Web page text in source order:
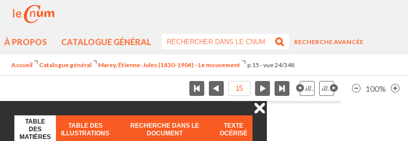
À PROPOS CATALOGUE GÉNÉRAL
RECHERCHE AVANCÉE
Accueil Catalogue général Marey, Étienne-Jules (1830-1904) - Le mouvement p.15 - vue 24/348
100%
TABLE
DES
MATIÈRES
TABLE DES
ILLUSTRATIONS
RECHERCHE DANS LE
DOCUMENT
TEXTE
OCÉRISÉ